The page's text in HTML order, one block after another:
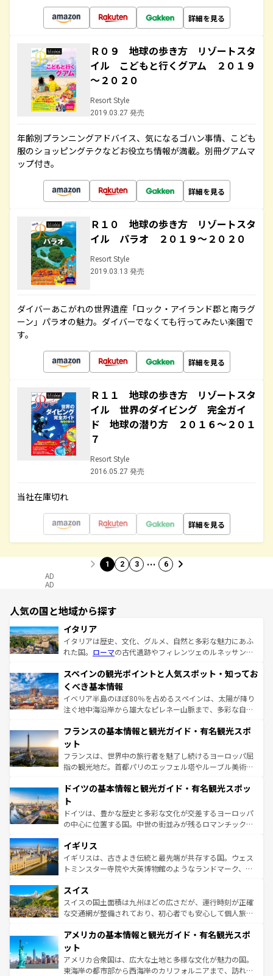
詳細を見る
Ｒ０９ 地球の歩き方 リゾートスタ
イル こどもと行くグアム ２０１９
～２０２０
Resort Style
2019.03.27 発売
年齢別プランニングアドバイス、気になるゴハン事情、こども
服のショッピングテクなどお役立ち情報が満載。別冊グアムマ
ップ付き。
詳細を見る
Ｒ１０ 地球の歩き方 リゾートスタ
イル パラオ ２０１９～２０２０
Resort Style
2019.03.13 発売
ダイバーあこがれの世界遺産「ロック・アイランド郡と南ラグ
ーン」パラオの魅力。ダイバーでなくても行ってみたい楽園で
す。
詳細を見る
Ｒ１１ 地球の歩き方 リゾートスタ
イル 世界のダイビング 完全ガイ
ド 地球の潜り方 ２０１６～２０１
７
Resort Style
2016.05.27 発売
当社在庫切れ
詳細を見る
1 2 3 … 6
AD
AD
人気の国と地域から探す
イタリア
イタリアは歴史、文化、グルメ、自然と多彩な魅力にあふ
れた国。 ローマの古代遺跡やフィレンツェのルネッサンス
ろん、トスカーナの美しい田園風景やアマルフィ海岸の絶
景など、自然景観も見逃せない。観光の合間には、本場の
ピザやパスタなど、絶品のイタリア料理を堪能することも
できる。朝目覚めてから夜眠るまで、すべての瞬間を楽し
なお、新着のイタリア情報はコンテンツ一覧を参照してほ
しい。
スペインの観光ポイントと人気スポット・知ってお
くべき基本情報
イベリア半島のほぼ80％を占めるスペインは、太陽が降り
注ぐ地中海沿岸から雄大なピレネー山脈まで、多彩な自然
文化が根付くこの国では、情熱的なフラメンコ、熱気あふ
れる闘牛、そして美味しいタパスが生活の一部となってい
る。首都マドリードの洗練された雰囲気や、バルセロナの
アートに溢れた街角から、地方では古代ローマ遺跡や中世
せる。地方によって風土や気候が異なるスペインはその個
ンテンツ一覧 を参照してほしい。
フランスの基本情報と観光ガイド・有名観光スポ
ット
フランスは、世界中の旅行者を魅了し続けるヨーロッパ屈
指の観光地だ。首都パリのエッフェル塔やルーブル美術館
で、幅広い魅力が詰まっている。華麗な宮殿、歴史的な大
聖堂、美しいビーチ、そして豊かな自然が、訪れる者を心
から魅了する。また、フランスは美食の国としても知ら
れ、フランス料理はユネスコ無形文化遺産にも登録されて
香り高いラベンダー畑など、多彩な楽しみ方が可能だ。さ
らに、パリ以外の地域にも魅力が溢れており、どの街角に
も豊かな歴史と文化が息づいている。パリ以外の個性あふ
を参照してほしい。
ドイツの基本情報と観光ガイド・有名観光スポッ
ト
ドイツは、豊かな歴史と多彩な文化が交差するヨーロッパ
の中心に位置する国。中世の街並みが残るロマンチック街
顔を持つこの国は、どこを歩いても飽きることがない。ベ
ルリンの文化的活気、バイエルン州のアルプスの絶景、そ
してライン川沿いのワイン畑といった風景は必見。ビール
は、お酒好きな人にはぜひ体験してほしい。 なお、新着の
ドイツ情報はコンテンツ一覧を参照してほしい。
イギリス
イギリスは、古きよき伝統と最先端が共存する国。ウェス
トミンスター寺院や大英博物館のようなランドマーク、歴
リアごとに異なる魅力がある。また、優雅なアフタヌーン
ティー、ビール好きにはたまらない英国パブ、サッカー観
戦など、本場だからこそできる体験も豊富。イギリスを旅
ンツ一覧を参照してほしい。
スイス
スイスの国土面積は九州ほどの広さだが、運行時刻が正確
な交通網が整備されており、初心者でも安心して個人旅行
の建物がそのまま残る町や、スイスならではのユニークな
博物館もあり、アルプス観光だけでなく町歩きも満喫する
ことができる。国民の所得が高いため物価も高いが、旅行
者向けの交通パス提供のサービスもあり、うまく活用すれ
アメリカの基本情報と観光ガイド・有名観光スポ
ット
アメリカ合衆国は、広大な土地と多様な文化が魅力の国。
東海岸の都市部から西海岸のカリフォルニアまで、訪れる